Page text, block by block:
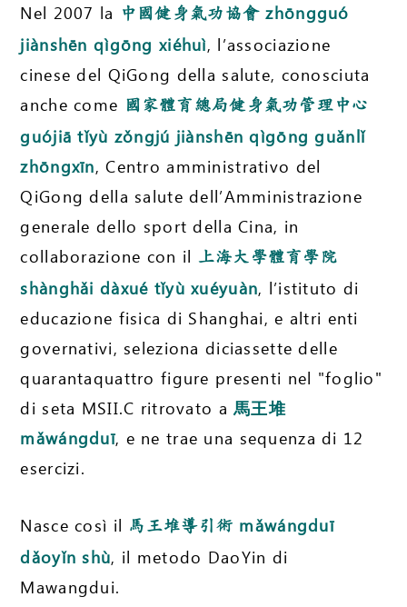
Nel 2007 la 中國健身氣功協會 zhōngguó
jiànshēn qìgōng xiéhuì, l’associazione
cinese del QiGong della salute, conosciuta
anche come 國家體育總局健身氣功管理中心
guójiā tǐyù zǒngjú jiànshēn qìgōng guǎnlǐ
zhōngxīn, Centro amministrativo del
QiGong della salute dell’Amministrazione
generale dello sport della Cina, in
collaborazione con il 上海大學體育學院
shànghǎi dàxué tǐyù xuéyuàn, l’istituto di
educazione fisica di Shanghai, e altri enti
governativi, seleziona diciassette delle
quarantaquattro figure presenti nel "foglio"
di seta MSII.C ritrovato a馬王堆
mǎwángduī, e ne trae una sequenza di 12
esercizi.
Nasce così il 馬王堆導引術 mǎwángduī
dǎoyǐn shù, il metodo DaoYin di
Mawangdui.